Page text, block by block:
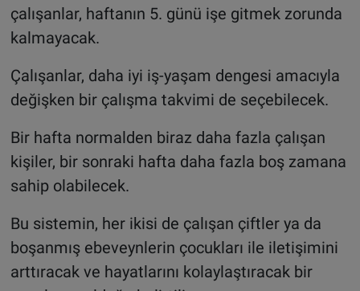
çalışanlar, haftanın 5. günü işe gitmek zorunda
kalmayacak.
Çalışanlar, daha iyi iş-yaşam dengesi amacıyla
değişken bir çalışma takvimi de seçebilecek.
Bir hafta normalden biraz daha fazla çalışan
kişiler, bir sonraki hafta daha fazla boş zamana
sahip olabilecek.
Bu sistemin, her ikisi de çalışan çiftler ya da
boşanmış ebeveynlerin çocukları ile iletişimini
arttıracak ve hayatlarını kolaylaştıracak bir